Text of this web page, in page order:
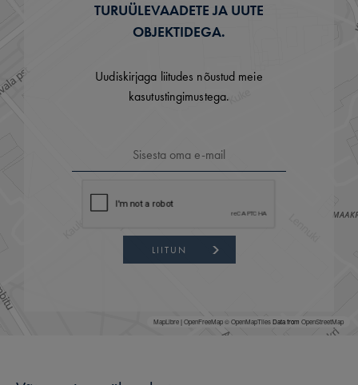
MapLibre|OpenFreeMap© OpenMapTilesData from OpenStreetMap
TURUÜLEVAADETE JA UUTE
OBJEKTIDEGA.
Uudiskirjaga liitudes nõustud meie
kasutustingimustega.
LIITUN